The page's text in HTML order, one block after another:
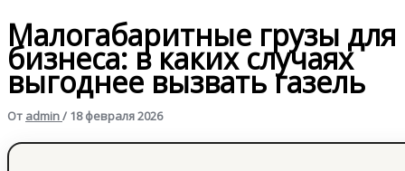
Малогабаритные грузы для
бизнеса: в каких случаях
выгоднее вызвать газель
От admin/ 18 февраля 2026